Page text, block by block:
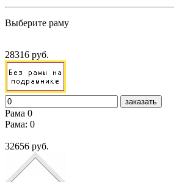
Выберите раму
28316 руб.
заказать
Рама 0
Рама: 0
32656 руб.